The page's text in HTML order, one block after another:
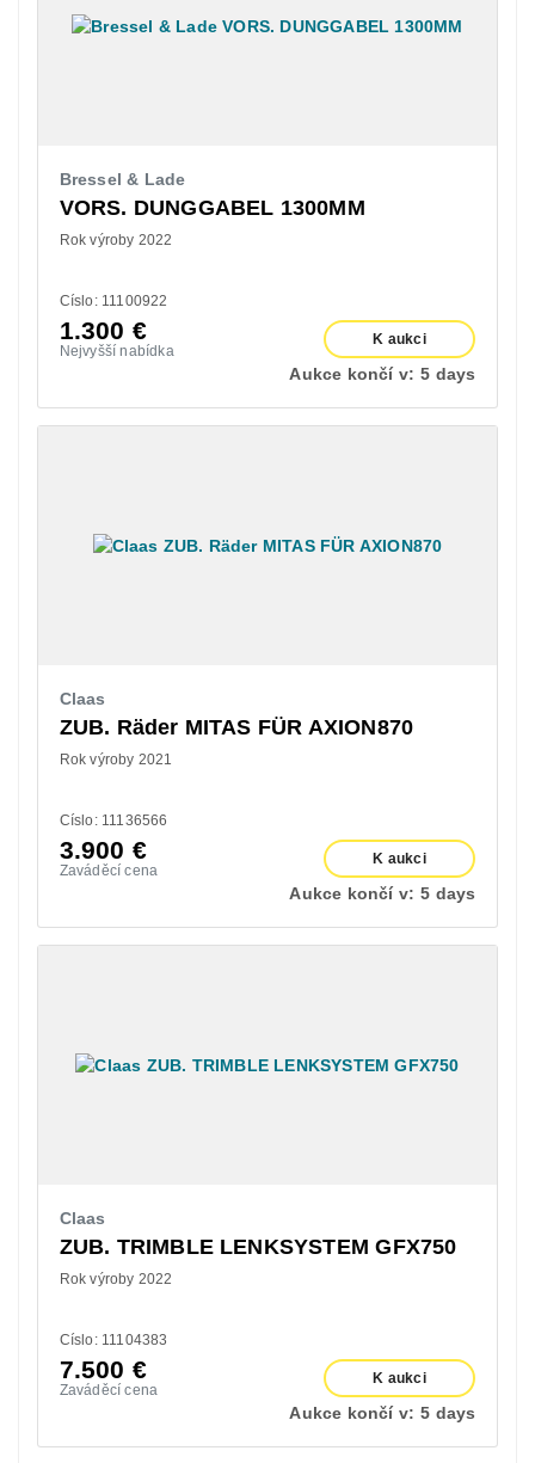
Bressel & Lade
VORS. DUNGGABEL 1300MM
Rok výroby 2022
Císlo: 11100922
1.300 €
Nejvyšší nabídka
K aukci
Aukce končí v: 5 days
Claas
ZUB. Räder MITAS FÜR AXION870
Rok výroby 2021
Císlo: 11136566
3.900 €
Zaváděcí cena
K aukci
Aukce končí v: 5 days
Claas
ZUB. TRIMBLE LENKSYSTEM GFX750
Rok výroby 2022
Císlo: 11104383
7.500 €
Zaváděcí cena
K aukci
Aukce končí v: 5 days